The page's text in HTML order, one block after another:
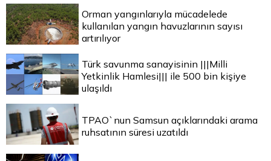
Orman yangınlarıyla mücadelede
kullanılan yangın havuzlarının sayısı
artırılıyor
Türk savunma sanayisinin |||Milli
Yetkinlik Hamlesi||| ile 500 bin kişiye
ulaşıldı
TPAO`nun Samsun açıklarındaki arama
ruhsatının süresi uzatıldı